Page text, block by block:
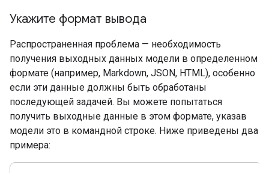
Укажите формат вывода
Распространенная проблема — необходимость
получения выходных данных модели в определенном
формате (например, Markdown, JSON, HTML), особенно
если эти данные должны быть обработаны
последующей задачей. Вы можете попытаться
получить выходные данные в этом формате, указав
модели это в командной строке. Ниже приведены два
примера: